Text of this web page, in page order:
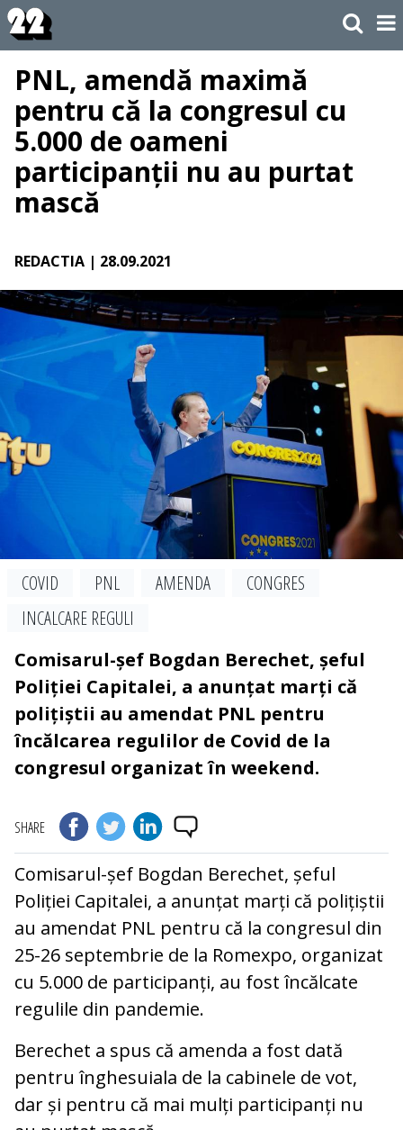
PNL, amendă maximă
pentru că la congresul cu
5.000 de oameni
participanții nu au purtat
mască
REDACTIA | 28.09.2021
COVID PNL AMENDA
CONGRES
INCALCARE REGULI
Comisarul-șef Bogdan Berechet, șeful
Poliției Capitalei, a anunțat marți că
polițiștii au amendat PNL pentru
încălcarea regulilor de Covid de la
congresul organizat în weekend.
SHARE
Comisarul-șef Bogdan Berechet, șeful
Poliției Capitalei, a anunțat marți că polițiștii
au amendat PNL pentru că la congresul din
25-26 septembrie de la Romexpo, organizat
cu 5.000 de participanți, au fost încălcate
regulile din pandemie.
Berechet a spus că amenda a fost dată
pentru înghesuiala de la cabinele de vot,
dar și pentru că mai mulți participanți nu